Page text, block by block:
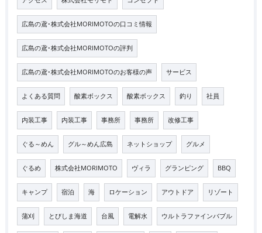
広島の鳶･株式会社MORIMOTOの口コミ情報
広島の鳶･株式会社MORIMOTOの評判
広島の鳶･株式会社MORIMOTOのお客様の声 サービス
よくある質問 酸素ボックス 酸素ボックス 釣り 社員
内装工事 内装工事 事務所 事務所 改修工事
ぐる～めん グル～めん広島 ネットショップ グルメ
ぐるめ 株式会社MORIMOTO ヴィラ グランピング BBQ
キャンプ 宿泊 海 ロケーション アウトドア リゾート
蒲刈 とびしま海道 台風 電解水 ウルトラファインバブル